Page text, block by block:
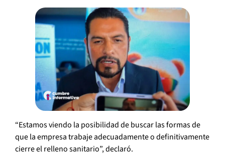
“Estamos viendo la posibilidad de buscar las formas de
que la empresa trabaje adecuadamente o definitivamente
cierre el relleno sanitario”, declaró.